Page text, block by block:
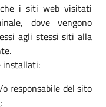
i siti web visitati
dove vengono
agli stessi siti alla
installati:
responsabile del sito